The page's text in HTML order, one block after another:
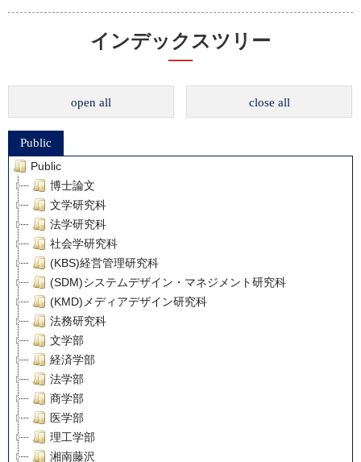
インデックスツリー
open all close all
Public
Public
博士論文
文学研究科
法学研究科
社会学研究科
(KBS)経営管理研究科
(SDM)システムデザイン・マネジメント研究科
(KMD)メディアデザイン研究科
法務研究科
文学部
経済学部
法学部
商学部
医学部
理工学部
湘南藤沢